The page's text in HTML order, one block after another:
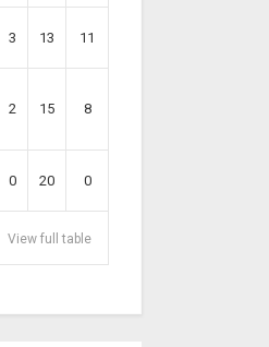
3 13 11
2 15 8
0 20 0
View full table